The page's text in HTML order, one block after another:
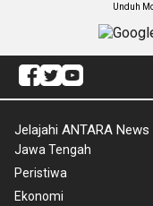
Unduh
Jelajahi ANTARA
Jawa Tengah
Peristiwa
Ekonomi